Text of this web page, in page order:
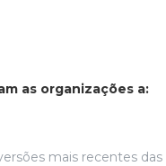
as organizações a:
mais recentes das